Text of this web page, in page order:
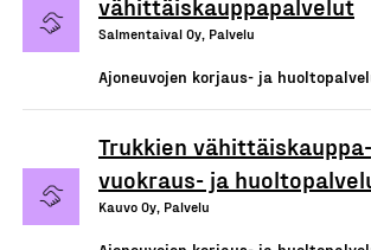
vähittäiskauppapalvelut
Salmentaival Oy, Palvelu
Ajoneuvojen korjaus- ja
Trukkien
vuokraus- ja
Kauvo Oy, Palvelu